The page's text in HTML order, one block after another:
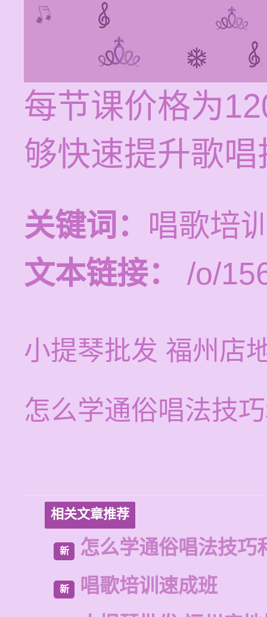
每节课价格为
够快速提升歌
关键词： 唱歌培
文本链接：
/o/
小提琴批发 福州店
怎么学通俗唱法技
相关文章推荐
新 怎么学通俗唱法技巧
新
唱歌培训速成班